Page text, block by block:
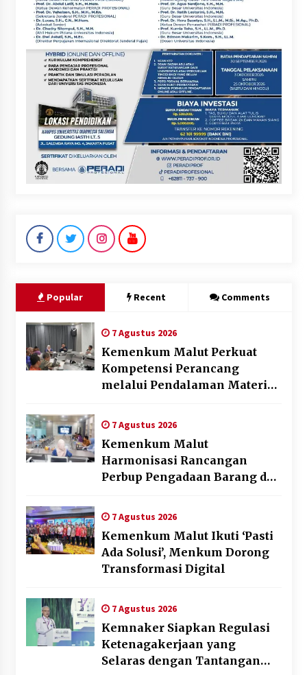
Popular Recent Comments
7 Agustus 2026
Kemenkum Malut Perkuat
Kompetensi Perancang
melalui Pendalaman Materi
Daerah
7 Agustus 2026
Kemenkum Malut
Harmonisasi Rancangan
Perbup Pengadaan Barang dan
7 Agustus 2026
Kemenkum Malut Ikuti ‘Pasti
Ada Solusi’, Menkum Dorong
Transformasi Digital
7 Agustus 2026
Kemnaker Siapkan Regulasi
Ketenagakerjaan yang
Selaras dengan Tantangan